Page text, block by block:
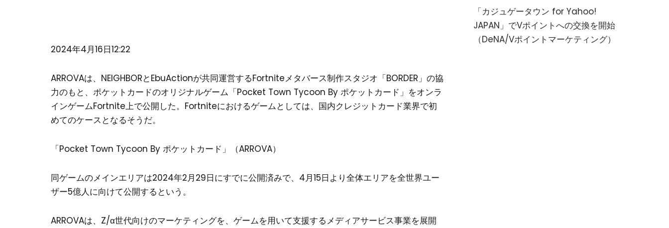
2024年4月16日12:22
ARROVAは、NEIGHBORとEbuActionが共同運営するFortniteメタバース制作スタジオ「BORDER」の協
力のもと、ポケットカードのオリジナルゲーム「Pocket Town Tycoon By ポケットカード」をオンラ
インゲームFortnite上で公開した。Fortniteにおけるゲームとしては、国内クレジットカード業界で初
めてのケースとなるそうだ。
「Pocket Town Tycoon By ポケットカード」（ARROVA）
同ゲームのメインエリアは2024年2月29日にすでに公開済みで、4月15日より全体エリアを全世界ユー
ザー5億人に向けて公開するという。
ARROVAは、Z/α世代向けのマーケティングを、ゲームを用いて支援するメディアサービス事業を展開
「カジュゲータウン for Yahoo!
JAPAN」でVポイントへの交換を開始
（DeNA/Vポイントマーケティング）